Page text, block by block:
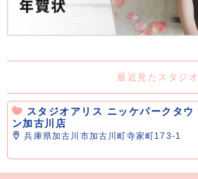
最近見たスタジオ
スタジオアリス ニッケパークタウ
ン加古川店
兵庫県加古川市加古川町寺家町173-1